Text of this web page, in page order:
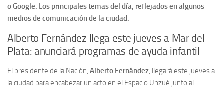
o Google. Los principales temas del día, reflejados en algunos
medios de comunicación de la ciudad.
Alberto Fernández llega este jueves a Mar del
Plata: anunciará programas de ayuda infantil
El presidente de la Nación, Alberto Fernández, llegará este jueves a
la ciudad para encabezar un acto en el Espacio Unzué junto al